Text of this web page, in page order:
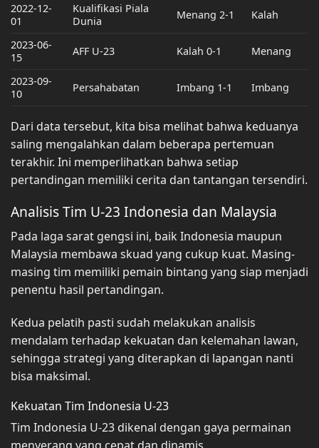
2022-12-
01
Kualifikasi Piala
Dunia
Menang 2-1 Kalah
2023-06-
15
AFF U-23 Kalah 0-1 Menang
2023-09-
10
Persahabatan Imbang 1-1 Imbang
Dari data tersebut, kita bisa melihat bahwa keduanya
saling mengalahkan dalam beberapa pertemuan
terakhir. Ini memperlihatkan bahwa setiap
pertandingan memiliki cerita dan tantangan tersendiri.
Analisis Tim U-23 Indonesia dan Malaysia
Pada laga sarat gengsi ini, baik Indonesia maupun
Malaysia membawa skuad yang cukup kuat. Masing-
masing tim memiliki pemain bintang yang siap menjadi
penentu hasil pertandingan.
Kedua pelatih pasti sudah melakukan analisis
mendalam terhadap kekuatan dan kelemahan lawan,
sehingga strategi yang diterapkan di lapangan nanti
bisa maksimal.
Kekuatan Tim Indonesia U-23
Tim Indonesia U-23 dikenal dengan gaya permainan